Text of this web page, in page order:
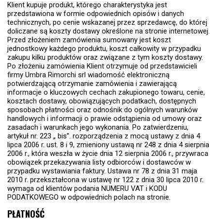
Klient kupuje produkt, którego charakterystyka jest
przedstawiona w formie odpowiednich opisów i danych
technicznych, po cenie wskazanej przez sprzedawcę, do której
doliczane są koszty dostawy określone na stronie internetowej.
Przed złożeniem zamówienia sumowany jest koszt
jednostkowy każdego produktu, koszt całkowity w przypadku
zakupu kilku produktów oraz związane z tym koszty dostawy.
Po złożeniu zamówienia Klient otrzymuje od przedstawicieli
firmy Umbra Rimorchi srl wiadomość elektroniczną
potwierdzającą otrzymanie zamówienia i zawierającą
informacje o kluczowych cechach zakupionego towaru, cenie,
kosztach dostawy, obowiązujących podatkach, dostępnych
sposobach płatności oraz odnośnik do ogólnych warunków
handlowych i informacji o prawie odstąpienia od umowy oraz
zasadach i warunkach jego wykonania. Po zatwierdzeniu,
artykuł nr. 223 „ bis”. rozporządzenia z mocą ustawy z dnia 4
lipca 2006 r. ust. 8 i 9, zmieniony ustawą nr 248 z dnia 4 sierpnia
2006 r., która weszła w życie dnia 12 sierpnia 2006 r., przywraca
obowiązek przekazywania listy odbiorców i dostawców w
przypadku wystawiania faktury. Ustawa nr 78 z dnia 31 maja
2010 r. przekształcona w ustawę nr 122 z dnia 30 lipca 2010 r.
wymaga od klientów podania NUMERU VAT i KODU
PODATKOWEGO w odpowiednich polach na stronie.
PŁATNOŚĆ